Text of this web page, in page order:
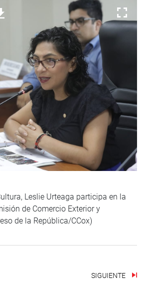
Leslie Urteaga participa en la
de Comercio Exterior y
de la República/CCox)
SIGUIENTE